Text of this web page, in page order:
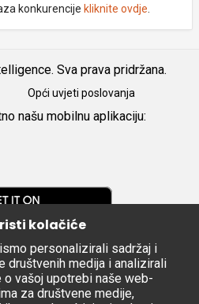
konkurencije kliknite ovdje
Sva prava pridržana.
Opći uvjeti poslovanja
našu mobilnu aplikaciju:
kolačiće
personalizirali sadržaj i
društvenih medija i analizirali
vašoj upotrebi naše web-
za društvene medije,